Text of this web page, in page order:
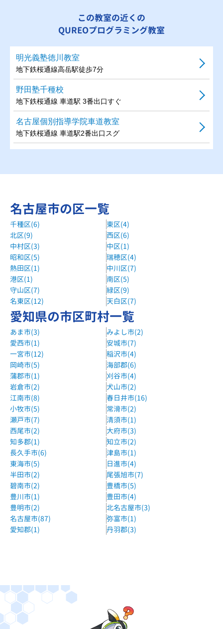
この教室の近くの
QUREOプログラミング教室
明光義塾徳川教室
地下鉄桜通線高岳駅徒歩7分
野田塾千種校
地下鉄桜通線 車道駅 3番出口すぐ
名古屋個別指導学院車道教室
地下鉄桜通線 車道駅2番出口スグ
名古屋市の区一覧
千種区(6)
東区(4)
北区(9)
西区(6)
中村区(3)
中区(1)
昭和区(5)
瑞穂区(4)
熱田区(1)
中川区(7)
港区(1)
南区(5)
守山区(7)
緑区(9)
名東区(12)
天白区(7)
愛知県の市区町村一覧
あま市(3)
みよし市(2)
愛西市(1)
安城市(7)
一宮市(12)
稲沢市(4)
岡崎市(5)
海部郡(6)
蒲郡市(1)
刈谷市(4)
岩倉市(2)
犬山市(2)
江南市(8)
春日井市(16)
小牧市(5)
常滑市(2)
瀬戸市(7)
清須市(1)
西尾市(2)
大府市(3)
知多郡(1)
知立市(2)
長久手市(6)
津島市(1)
東海市(5)
日進市(4)
半田市(2)
尾張旭市(7)
碧南市(2)
豊橋市(5)
豊川市(1)
豊田市(4)
豊明市(2)
北名古屋市(3)
名古屋市(87)
弥富市(1)
愛知郡(1)
丹羽郡(3)